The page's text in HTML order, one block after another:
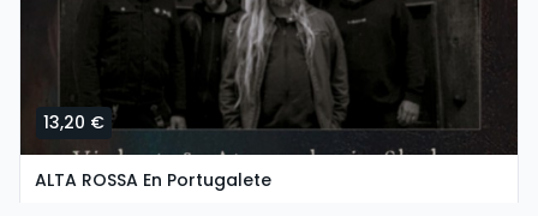
13,20 €
ALTA ROSSA En Portugalete